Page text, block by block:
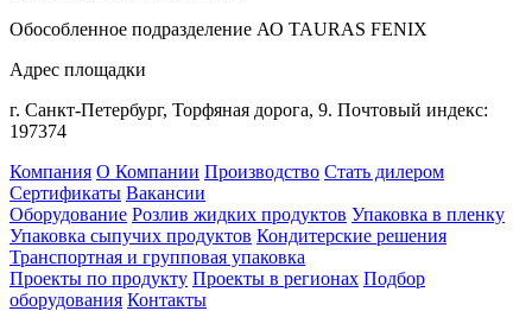
Обособленное подразделение АО TAURAS FENIX
Адрес площадки
г. Санкт-Петербург, Торфяная дорога, 9. Почтовый индекс:
197374
Компания О Компании Производство Стать дилером
Сертификаты Вакансии
Оборудование Розлив жидких продуктов Упаковка в пленку
Упаковка сыпучих продуктов Кондитерские решения
Транспортная и групповая упаковка
Проекты по продукту Проекты в регионах Подбор
оборудования Контакты